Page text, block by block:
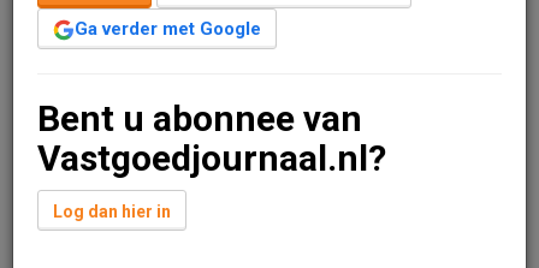
Ga verder met Google
Bent u abonnee van
Vastgoedjournaal.nl?
Log dan hier in